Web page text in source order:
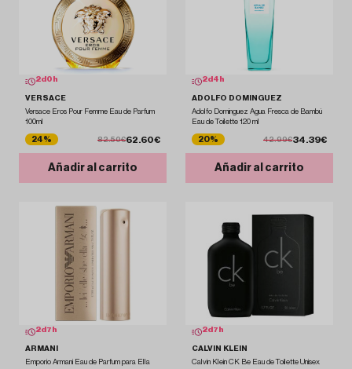
2d 0 h
VERSACE
Versace Eros Pour Femme Eau de Parfum
100ml
24% 82.50€62.60€
Añadir al carrito
2d 4 h
ADOLFO DOMINGUEZ
Adolfo Dominguez Agua Fresca de Bambú
Eau de Toilette 120 ml
20% 42.99€34.39€
Añadir al carrito
2d 7 h
ARMANI
Emporio Armani Eau de Parfum para Ella
2d 7 h
CALVIN KLEIN
Calvin Klein CK Be Eau de Toilette Unisex